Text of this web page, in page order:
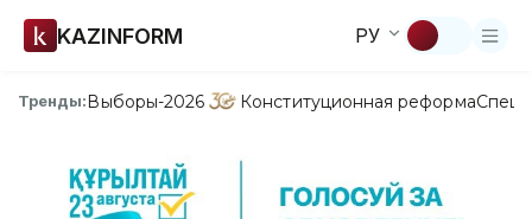
KAZINFORM РУ
Тренды:Выборы-2026 Конституционная реформа